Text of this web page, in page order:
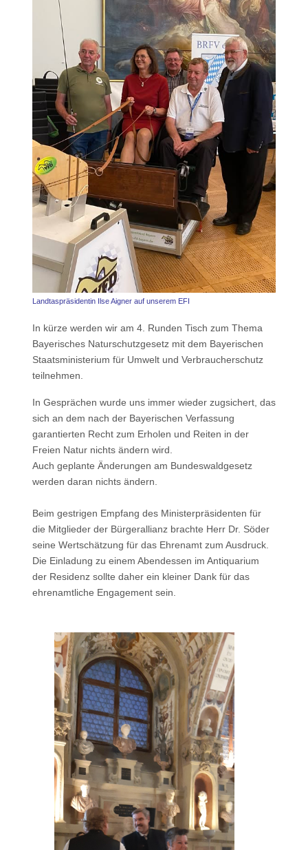
Landtaspräsidentin Ilse Aigner auf unserem EFI
In kürze werden wir am 4. Runden Tisch zum Thema
Bayerisches Naturschutzgesetz mit dem Bayerischen
Staatsministerium für Umwelt und Verbraucherschutz
teilnehmen.
In Gesprächen wurde uns immer wieder zugsichert, das
sich an dem nach der Bayerischen Verfassung
garantierten Recht zum Erholen und Reiten in der
Freien Natur nichts ändern wird.
Auch geplante Änderungen am Bundeswaldgesetz
werden daran nichts ändern.
Beim gestrigen Empfang des Ministerpräsidenten für
die Mitglieder der Bürgerallianz brachte Herr Dr. Söder
seine Wertschätzung für das Ehrenamt zum Ausdruck.
Die Einladung zu einem Abendessen im Antiquarium
der Residenz sollte daher ein kleiner Dank für das
ehrenamtliche Engagement sein.